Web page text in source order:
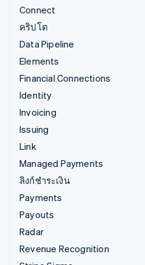
Connect
คริปโต
Data Pipeline
Elements
Financial Connections
Identity
Invoicing
Issuing
Link
Managed Payments
ลิงก์ชำระเงิน
Payments
Payouts
Radar
Revenue Recognition